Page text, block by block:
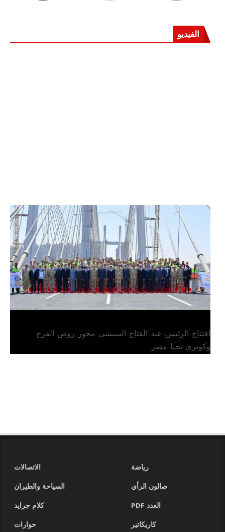
الفيديو
الرئيس عبد الفتاح السيسي يفتتح محور روض الفرج
وكوبري تحيا مصر
افتتاح-الرئيس-عبد-الفتاح-السيسي-محور-روض-الفرج-
وكوبري-تحيا-مصر
رياضة
الاتصالات
صالون الرأي
السياحة والطيران
العدد PDF
كلام جرايد
كاريكاتير
حوارات